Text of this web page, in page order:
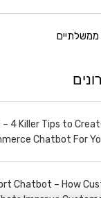
ממשלתיים
4 Killer Tips to
Chatbot For
Chatbot – How